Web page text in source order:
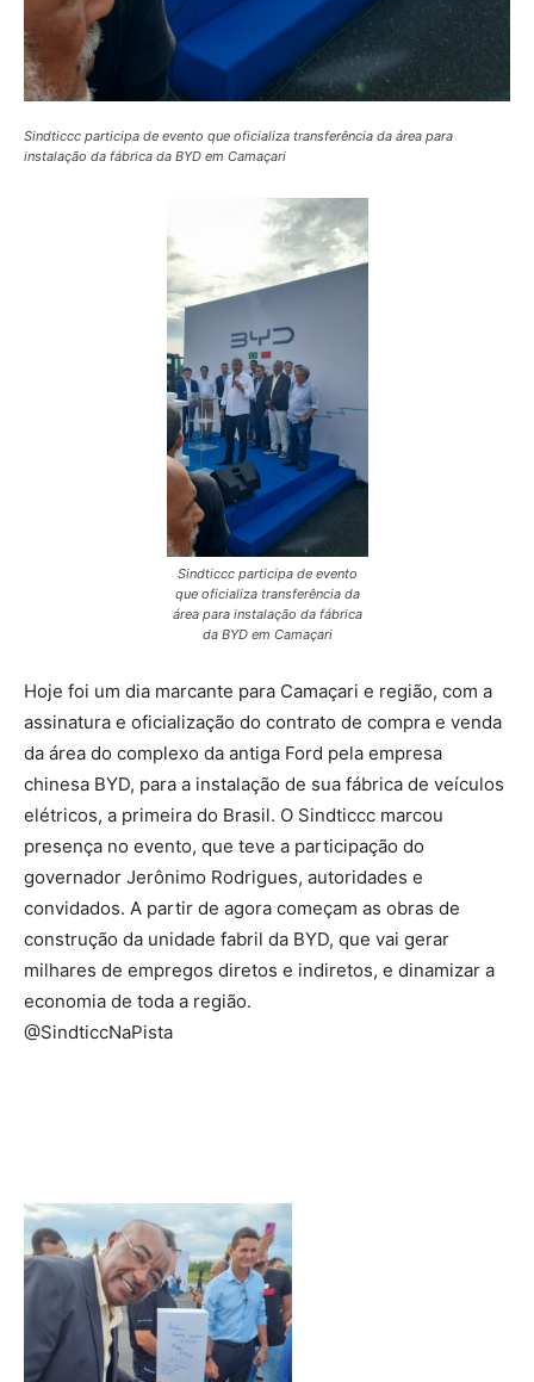
Sindticcc participa de evento que oficializa transferência da área para
instalação da fábrica da BYD em Camaçari
Sindticcc participa de evento
que oficializa transferência da
área para instalação da fábrica
da BYD em Camaçari
Hoje foi um dia marcante para Camaçari e região, com a
assinatura e oficialização do contrato de compra e venda
da área do complexo da antiga Ford pela empresa
chinesa BYD, para a instalação de sua fábrica de veículos
elétricos, a primeira do Brasil. O Sindticcc marcou
presença no evento, que teve a participação do
governador Jerônimo Rodrigues, autoridades e
convidados. A partir de agora começam as obras de
construção da unidade fabril da BYD, que vai gerar
milhares de empregos diretos e indiretos, e dinamizar a
economia de toda a região.
@SindticcNaPista